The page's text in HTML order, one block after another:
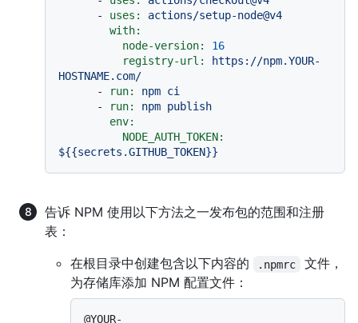
-
uses:
actions/setup-node@v4
with:
node-version:
16
registry-url:
https://npm.YOUR-
HOSTNAME.com/
-
run: npm ci
-
run: npm publish
env:
NODE_AUTH_TOKEN:
${{secrets.GITHUB_TOKEN}}
告诉 NPM 使用以下方法之一发布包的范围和注册
表：
在根目录中创建包含以下内容的
.npmrc
文件，
为存储库添加 NPM 配置文件：
@YOUR-